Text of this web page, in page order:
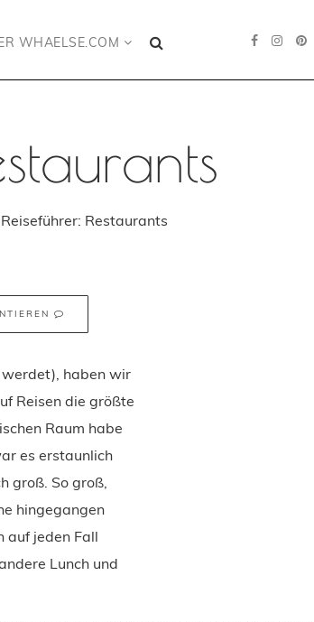
WHAELSE.COM
Restaurants
haben wir
Reisen die größte
Raum habe
es erstaunlich
groß. So groß,
hingegangen
auf jeden Fall
Lunch und